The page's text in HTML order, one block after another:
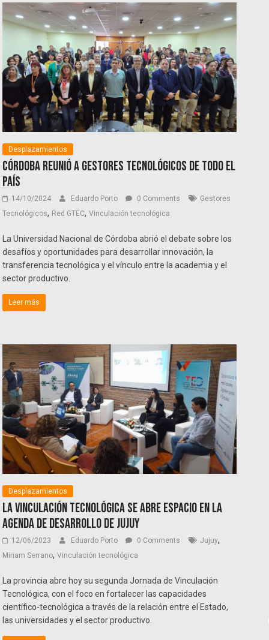
Desplazamientos
Córdoba reunió a gestores tecnológicos de todo el
país
14/10/2024 Eduardo Porto 0 Comments
Gestores
Tecnológicos, Red GTEC,Vinculación tecnológica
La Universidad Nacional de Córdoba abrió el debate sobre los
desafíos y oportunidades para desarrollar innovación, la
transferencia tecnológica y el vínculo entre la academia y el
sector productivo.
Leer más
Desplazamientos
La Vinculación Tecnológica se abre espacio en la
agenda de desarrollo de Jujuy
12/06/2023 Eduardo Porto 0 Comments Jujuy,
Miriam Serrano,Vinculación tecnológica
La provincia abre hoy su segunda Jornada de Vinculación
Tecnológica, con el foco en fortalecer las capacidades
científico-tecnológica a través de la relación entre el Estado,
las universidades y el sector productivo.